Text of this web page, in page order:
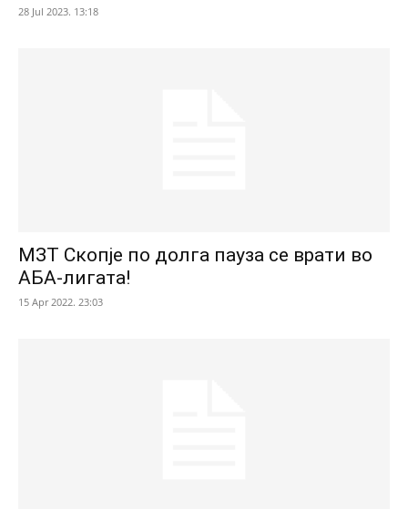
28 Jul 2023. 13:18
МЗТ Скопје по долга пауза се врати во
АБА-лигата!
15 Apr 2022. 23:03